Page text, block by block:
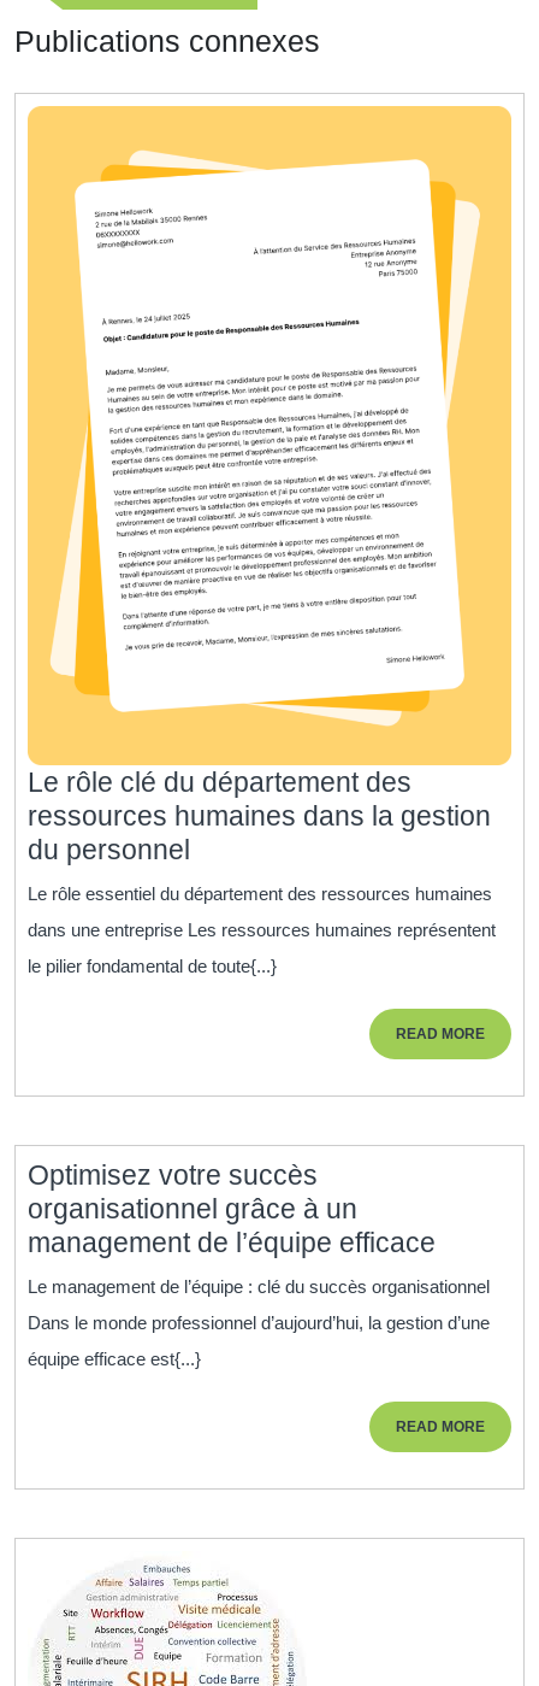
précédente
Publications connexes
Le rôle clé du département des
ressources humaines dans la gestion
du personnel
rôle
clé
département
la
gestion
du
personnel
Le rôle essentiel du département des ressources humaines
dans une entreprise Les ressources humaines représentent
le pilier fondamental de toute{...}
READ MOREREAD
MORE
Optimisez votre succès
organisationnel grâce à un
management de l’équipe efficace
votre
succès
à
l’équipe
Le management de l’équipe : clé du succès organisationnel
Dans le monde professionnel d’aujourd’hui, la gestion d’une
équipe efficace est{...}
READ MOREREAD
MORE